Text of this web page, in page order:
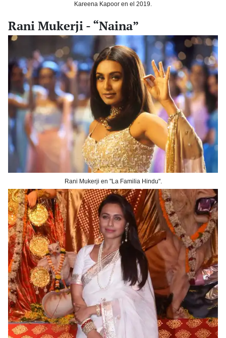
Kareena Kapoor en el 2019.
Rani Mukerji - “Naina”
Rani Mukerji en "La Familia Hindu".